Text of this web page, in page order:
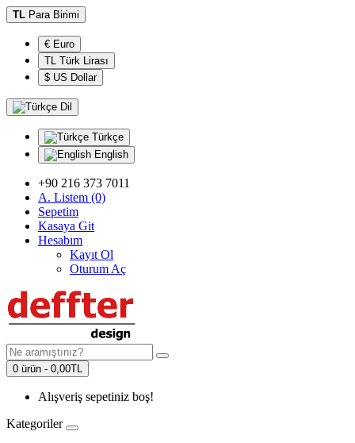
TL Para Birimi
€ Euro
TL Türk Lirası
$ US Dollar
Dil
Türkçe
English
+90 216 373 7011
A. Listem (0)
Sepetim
Kasaya Git
Hesabım
Kayıt Ol
Oturum Aç
0 ürün - 0,00TL
Alışveriş sepetiniz boş!
Kategoriler